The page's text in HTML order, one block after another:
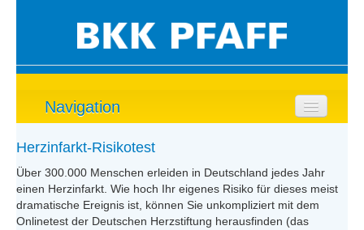
Navigation
Startseite
Rund ums Herz
Das Herz
Herzinfarkt-Risikotest
Über 300.000 Menschen erleiden in Deutschland jedes Jahr
einen Herzinfarkt. Wie hoch Ihr eigenes Risiko für dieses meist
dramatische Ereignis ist, können Sie unkompliziert mit dem
Onlinetest der Deutschen Herzstiftung herausfinden (das